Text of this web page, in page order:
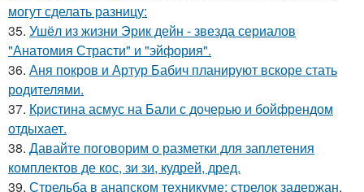
могут сделать разницу:
35. Ушёл из жизни Эрик дейн - звезда сериалов
"Анатомия Страсти" и "эйфория".
36. Аня покров и Артур Бабич планируют вскоре стать
родителями.
37. Кристина асмус на Бали с дочерью и бойфрендом
отдыхает.
38. Давайте поговорим о разметки для заплетения
комплектов де кос, зи зи, кудрей, дред.
39. Стрельба в анапском техникуме: стрелок задержан,